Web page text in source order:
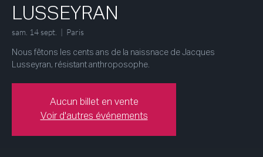
LUSSEYRAN
sam. 14 sept.
  |
Paris
Nous fêtons les cents ans de la naissnace de Jacques
Lusseyran, résistant anthroposophe.
Aucun billet en vente
Voir d'autres événements